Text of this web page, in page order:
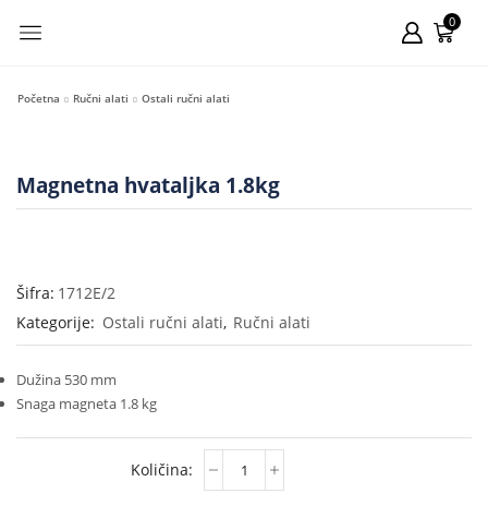
0
Početna Ručni alati Ostali ručni alati
Magnetna hvataljka 1.8kg
Šifra: 1712E/2
Kategorije: Ostali ručni alati, Ručni alati
Dužina 530 mm
Snaga magneta 1.8 kg